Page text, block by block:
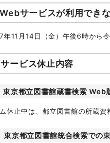
サービスが利用でき
11月14日（金）午後6時から
ービス休止内容
東京都立図書館蔵書検索
休止中は、都立図書館の所蔵資
東京都立図書館統合検索での